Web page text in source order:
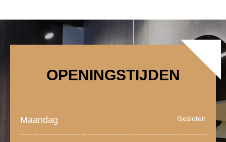
OPENINGSTIJDEN
Maandag Gesloten